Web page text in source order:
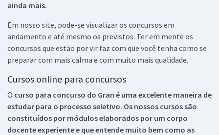
ainda mais.
Em nosso site, pode-se visualizar os concursos em
andamento e até mesmo os previstos. Ter em mente os
concursos que estão por vir faz com que você tenha como se
preparar com mais calma e com muito mais qualidade.
Cursos online para concursos
O curso para concurso do Gran é uma excelente maneira de
estudar para o processo seletivo. Os nossos cursos são
constituídos por módulos elaborados por um corpo
docente experiente e que entende muito bem como as